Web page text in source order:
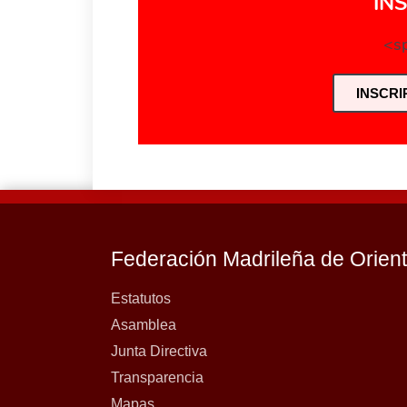
Federación Madrileña de
Estatutos
Asamblea
Junta Directiva
Transparencia